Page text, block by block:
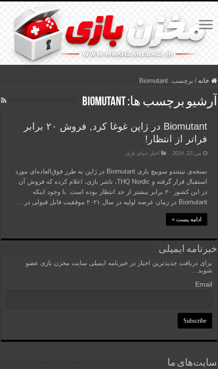
خانه / برچسب:Biomutant
آرشیو برچسب ها:Biomutant
Biomutant در ژاپن غوغا کرد, فروش ۲۰ برابر
فراتر از انتظار!
می 23, 2024 اخبار دنیای بازی
نسخه‌ی نینتندو سوییچ بازی Biomutant در ژاپن به طرز فوق‌العاده‌ای مورد
استقبال قرار گرفته و THQ Nordic، ناشر بازی، اعلام کرده که فروش آن
در این کشور ۲۰ برابر بیشتر از حد انتظار بوده است. با وجود اینکه
Biomutant در زمان عرضه اولیه در سال ۲۰۲۱ موفقیت قابل قبولی در …
ادامه پست »
خبرنامه ایمیلی
برای دریافت جدیدترین اخبار در خبرنامه ایمیلی سایت مخزن بازی عضو
شوید...
Email
سایت‌های ما